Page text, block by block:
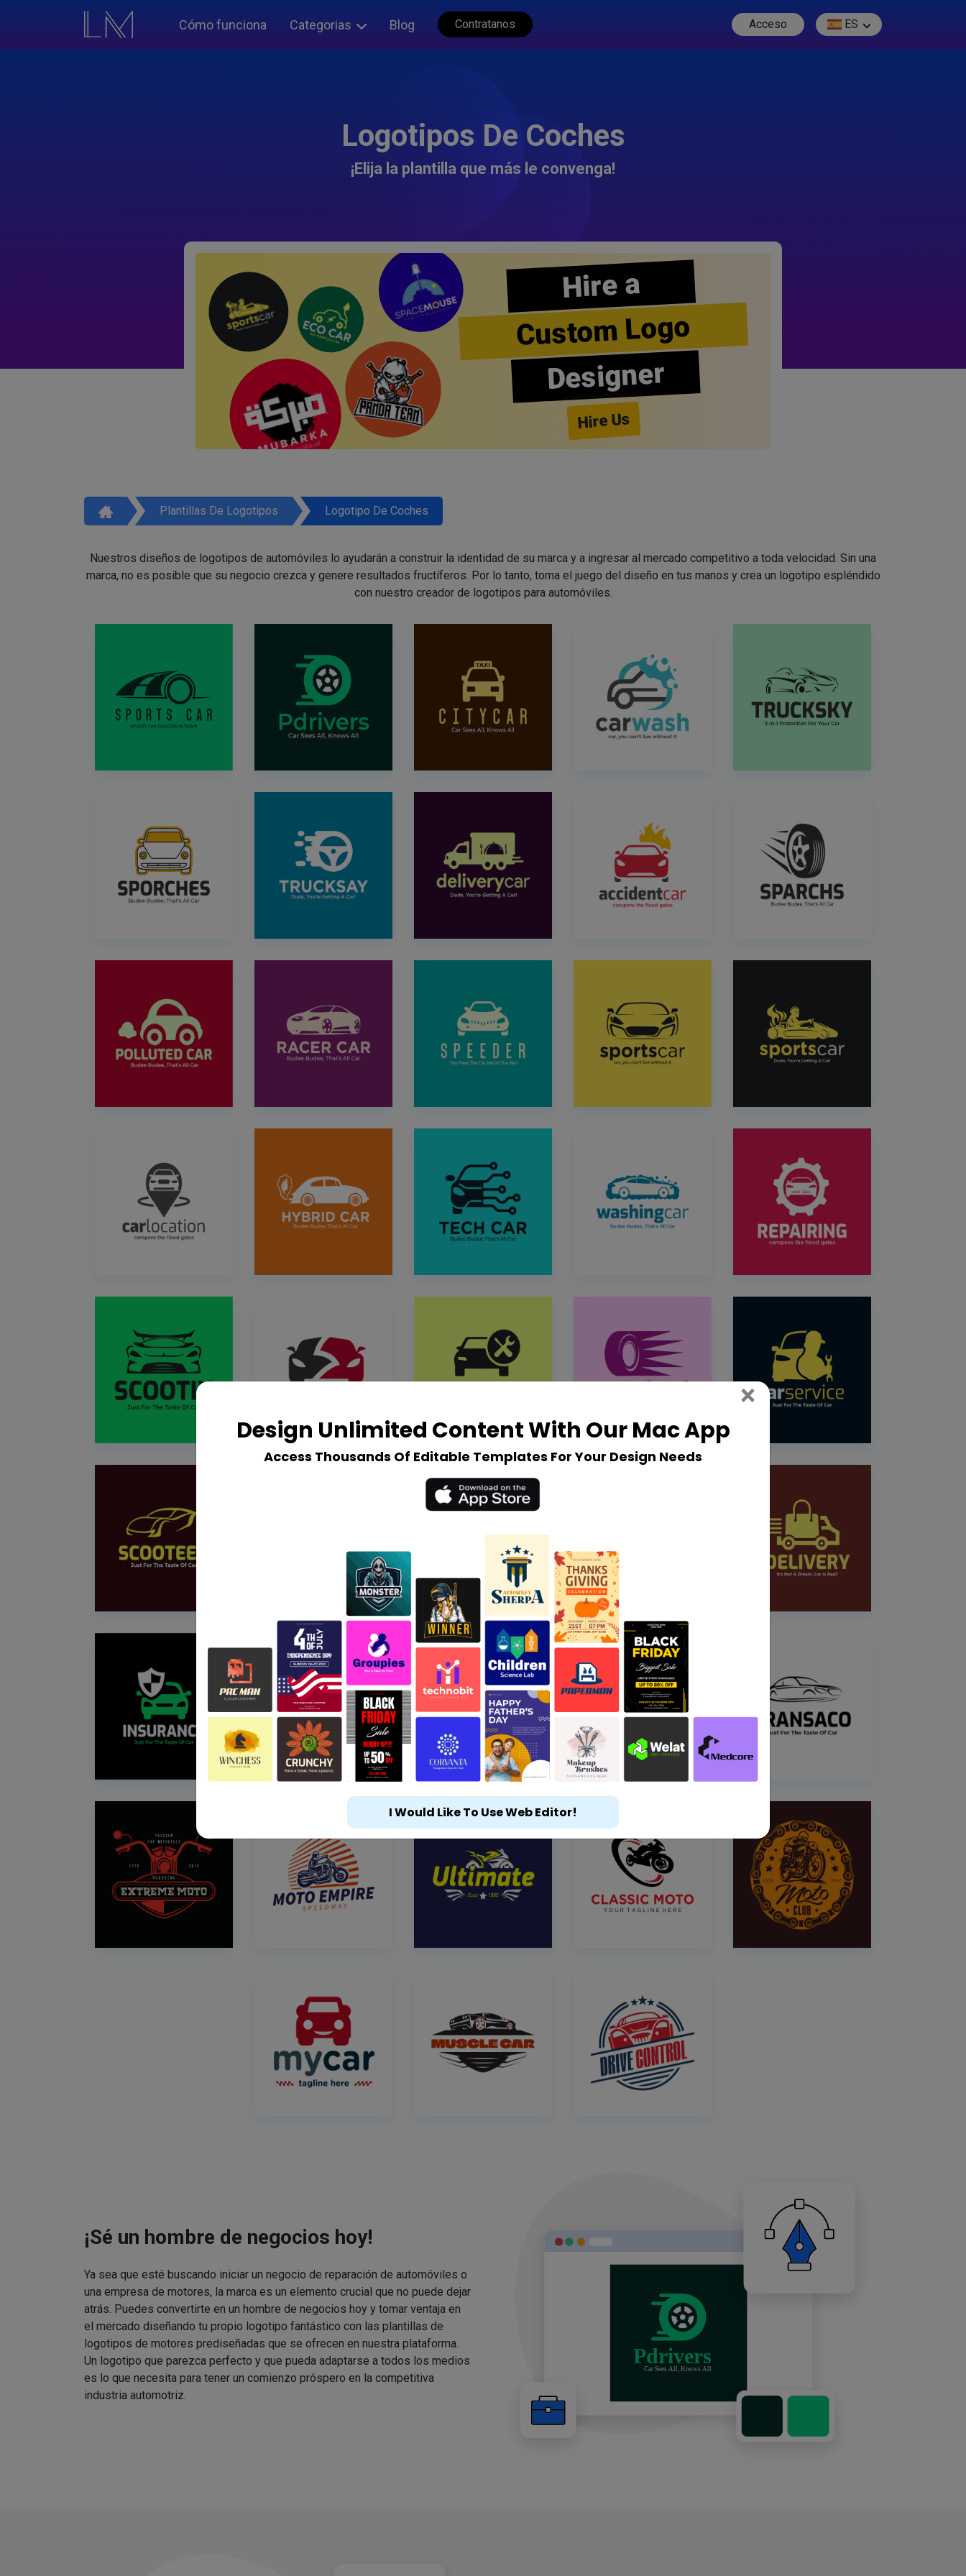
Cómo funciona Categorias Blog Contratanos Acceso ES
Logotipos De Coches
¡Elija la plantilla que más le convenga!
Hire a
Custom Logo
Designer
Hire Us
Plantillas De Logotipos Logotipo De Coches
Nuestros diseños de logotipos de automóviles lo ayudarán a construir la identidad de su marca y a ingresar al mercado competitivo a toda velocidad. Sin una
marca, no es posible que su negocio crezca y genere resultados fructíferos. Por lo tanto, toma el juego del diseño en tus manos y crea un logotipo espléndido
con nuestro creador de logotipos para automóviles.
¡Sé un hombre de negocios hoy!
Ya sea que esté buscando iniciar un negocio de reparación de automóviles o
una empresa de motores, la marca es un elemento crucial que no puede dejar
atrás. Puedes convertirte en un hombre de negocios hoy y tomar ventaja en
el mercado diseñando tu propio logotipo fantástico con las plantillas de
logotipos de motores prediseñadas que se ofrecen en nuestra plataforma.
Un logotipo que parezca perfecto y que pueda adaptarse a todos los medios
es lo que necesita para tener un comienzo próspero en la competitiva
industria automotriz.
Design Unlimited Content With Our Mac App
Access Thousands Of Editable Templates For Your Design Needs
× Close
I Would Like To Use Web Editor!